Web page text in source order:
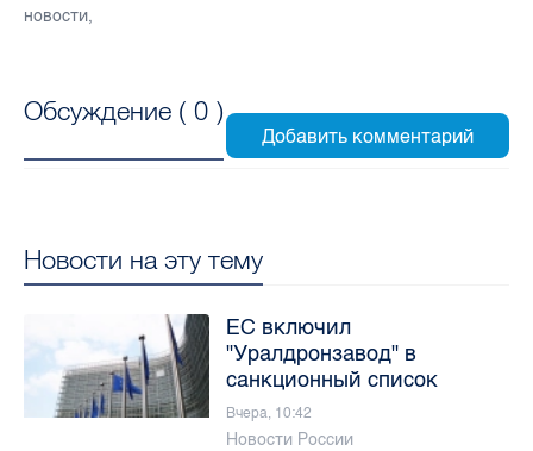
новости,
Обсуждение ( 0 )
Новости на эту тему
ЕС включил
"Уралдронзавод" в
санкционный список
Вчера, 10:42
Новости России